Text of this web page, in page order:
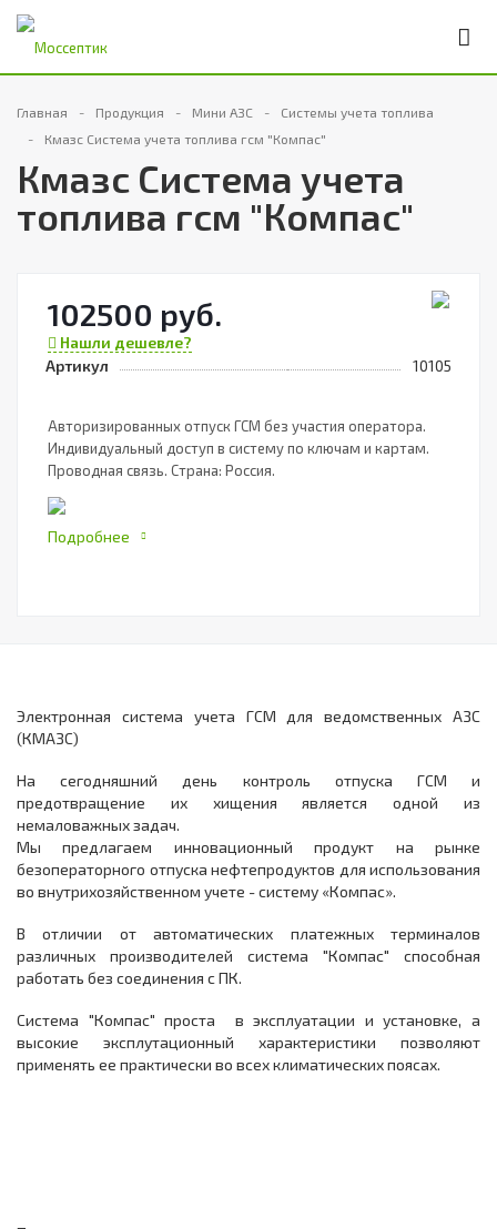
Главная Продукция Мини АЗС
Системы учета топлива
Кмазс Система учета топлива гсм "Компас"
Кмазс Система учета
топлива гсм "Компас"
102500 руб.
Нашли дешевле?
Артикул
10105
Авторизированных отпуск ГСМ без участия оператора.
Индивидуальный доступ в систему по ключам и картам.
Проводная связь. Страна: Россия.
Подробнее
Электронная система учета ГСМ для ведомственных АЗС
(КМАЗС)
На сегодняшний день контроль отпуска ГСМ и
предотвращение их хищения является одной из
немаловажных задач.
Мы предлагаем инновационный продукт на рынке
безоператорного отпуска нефтепродуктов для использования
во внутрихозяйственном учете - систему «Компас».
В отличии от автоматических платежных терминалов
различных производителей система "Компас" способная
работать без соединения с ПК.
Система "Компас" проста в эксплуатации и установке, а
высокие эксплутационный характеристики позволяют
применять ее практически во всех климатических поясах.